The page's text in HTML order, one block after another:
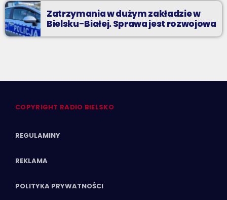
Zatrzymania w dużym zakładzie w
Bielsku-Białej. Sprawa jest rozwojowa
COPYRIGHT RADIO BIELSKO
REGULAMINY
REKLAMA
POLITYKA PRYWATNOŚCI